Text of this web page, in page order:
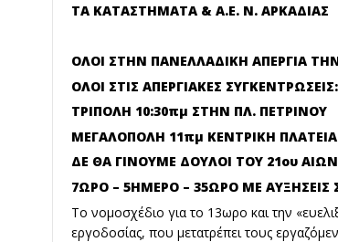
ΤΑ ΚΑΤΑΣΤΗΜΑΤΑ & Α.Ε. Ν. ΑΡΚΑΔΙΑΣ
ΟΛΟΙ ΣΤΗΝ ΠΑΝΕΛΛΑΔΙΚΗ ΑΠΕΡΓΙΑ
ΟΛΟΙ ΣΤΙΣ ΑΠΕΡΓΙΑΚΕΣ ΣΥΓΚΕΝΤΡΩΣΕΙΣ:
ΤΡΙΠΟΛΗ 10:30πμ ΣΤΗΝ ΠΛ. ΠΕΤΡΙΝΟΥ
ΜΕΓΑΛΟΠΟΛΗ 11πμ ΚΕΝΤΡΙΚΗ ΠΛΑΤΕΙΑ
ΔΕ ΘΑ ΓΙΝΟΥΜΕ ΔΟΥΛΟΙ ΤΟΥ 21ου
7ΩΡΟ – 5ΗΜΕΡΟ – 35ΩΡΟ ΜΕ ΑΥΞΗΣΕΙΣ
Το νομοσχέδιο για το 13ωρο και την
εργοδοσίας, που μετατρέπει τους